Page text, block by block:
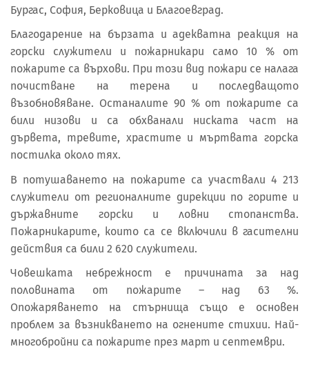
Бургас, София, Берковица и Благоевград.
Благодарение на бързата и адекватна реакция на
горски служители и пожарникари само 10 % от
пожарите са върхови. При този вид пожари се налага
почистване на терена и последващото
възобновяване. Останалите 90 % от пожарите са
били низови и са обхванали ниската част на
дървета, тревите, храстите и мъртвата горска
постилка около тях.
В потушаването на пожарите са участвали 4 213
служители от регионалните дирекции по горите и
държавните горски и ловни стопанства.
Пожарникарите, които са се включили в гасителни
действия са били 2 620 служители.
Човешката небрежност е причината за над
половината от пожарите – над 63 %.
Опожаряването на стърнища също е основен
проблем за възникването на огнените стихии. Най-
многобройни са пожарите през март и септември.